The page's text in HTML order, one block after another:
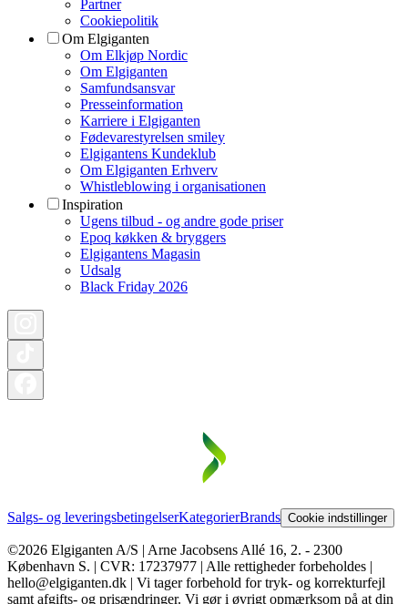
Partner
Cookiepolitik
Om Elgiganten
Om Elkjøp Nordic
Om Elgiganten
Samfundsansvar
Presseinformation
Karriere i Elgiganten
Fødevarestyrelsen smiley
Elgigantens Kundeklub
Om Elgiganten Erhverv
Whistleblowing i organisationen
Inspiration
Ugens tilbud - og andre gode priser
Epoq køkken & bryggers
Elgigantens Magasin
Udsalg
Black Friday 2026
Salgs- og leveringsbetingelserKategorierBrands Cookie indstillinger
©2026 Elgiganten A/S | Arne Jacobsens Allé 16, 2. - 2300
København S. | CVR: 17237977 | Alle rettigheder forbeholdes |
hello@elgiganten.dk | Vi tager forbehold for tryk- og korrekturfejl
samt afgifts- og prisændringer. Vi gør i øvrigt opmærksom på at din